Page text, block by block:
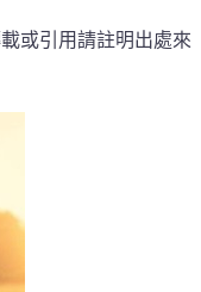
或引用請註明出處來